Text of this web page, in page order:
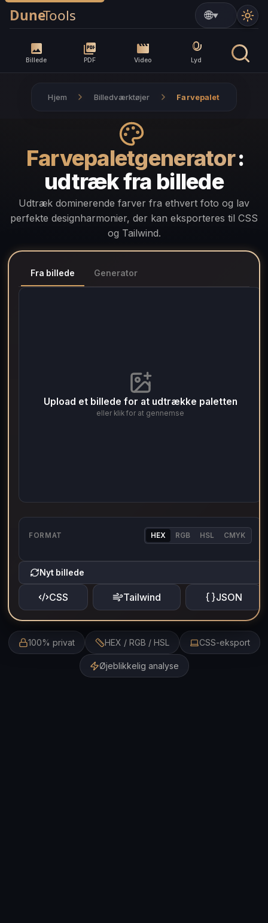
Billede PDF Video Lyd
▼
Hjem Billedværktøjer Farvepalet
Farvepaletgenerator:
udtræk fra billede
Udtræk dominerende farver fra ethvert foto og lav
perfekte designharmonier, der kan eksporteres til CSS
og Tailwind.
Fra billede Generator
Upload et billede for at udtrække paletten
eller klik for at gennemse
FORMAT HEX RGB HSL CMYK
Nyt billede
CSS Tailwind JSON
100% privat HEX / RGB / HSL CSS-eksport
Øjeblikkelig analyse